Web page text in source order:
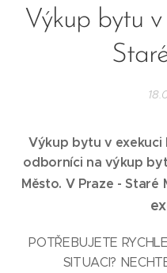
Výkup bytu
Výkup bytu v exekuci
odborníci na výkup
Město. V Praze - Staré
POTŘEBUJETE
SITUACI?